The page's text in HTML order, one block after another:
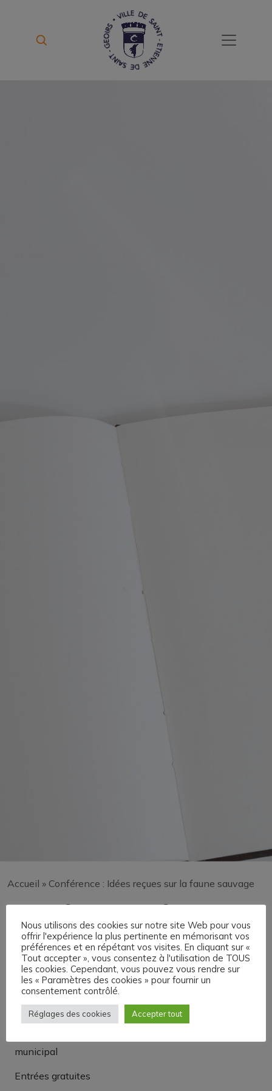
Accueil » Conférence : Idées reçues sur la faune sauvage
Conférence : Idées reçues
sur la faune sauvage
Conférence : Idées reçues sur la faune sauvage
Organisée par le municipalité en partenariat avec la
LPO
municipal
Entrées gratuites
Nous utilisons des cookies sur notre site Web pour vous
offrir l'expérience la plus pertinente en mémorisant vos
préférences et en répétant vos visites. En cliquant sur «
Tout accepter », vous consentez à l'utilisation de TOUS
les cookies. Cependant, vous pouvez vous rendre sur
les « Paramètres des cookies » pour fournir un
consentement contrôlé.
Réglages des cookies Accepter tout